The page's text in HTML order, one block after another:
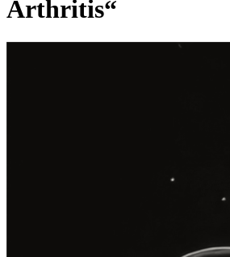
Arthritis“